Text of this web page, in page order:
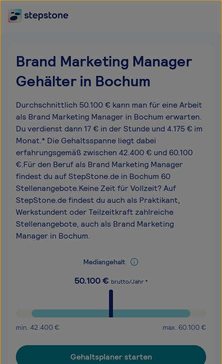
Brand Marketing Manager
Gehälter in Bochum
Durchschnittlich 50.100 € kann man für eine Arbeit
als Brand Marketing Manager in Bochum erwarten.
Du verdienst dann 17 € in der Stunde und 4.175 € im
Monat.* Die Gehaltsspanne liegt dabei
erfahrungsgemäß zwischen 42.400 € und 60.100
€.Für den Beruf als Brand Marketing Manager
findest du auf StepStone.de in Bochum 60
Stellenangebote.Keine Zeit für Vollzeit? Auf
StepStone.de findest du auch als Praktikant,
Werkstundent oder Teilzeitkraft zahlreiche
Stellenangebote, auch als Brand Marketing
Manager in Bochum.
Mediangehalt
50.100€ brutto/Jahr *
min. 42.400 € max. 60.100 €
Gehaltsplaner starten